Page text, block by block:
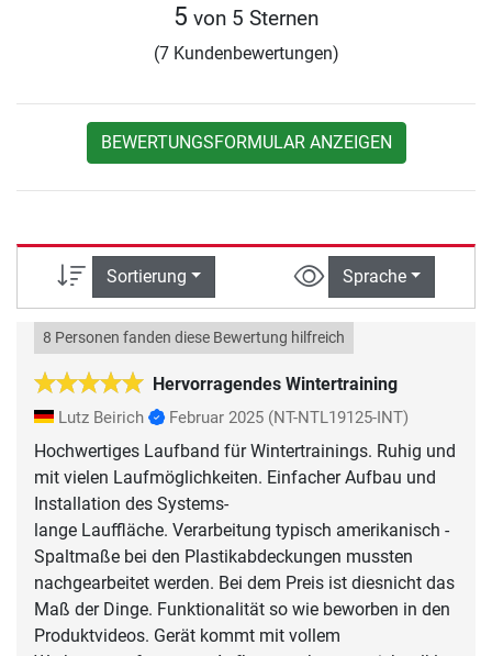
5 von 5 Sternen
(7 Kundenbewertungen)
BEWERTUNGSFORMULAR ANZEIGEN
Sortierung Sprache
Hervorragendes Wintertraining
8 Personen fanden diese Bewertung hilfreich
Lutz Beirich Februar 2025 (NT-NTL19125-INT)
Hochwertiges Laufband für Wintertrainings. Ruhig und
mit vielen Laufmöglichkeiten. Einfacher Aufbau und
Installation des Systems-
lange Lauffläche. Verarbeitung typisch amerikanisch -
Spaltmaße bei den Plastikabdeckungen mussten
nachgearbeitet werden. Bei dem Preis ist diesnicht das
Maß der Dinge. Funktionalität so wie beworben in den
Produktvideos. Gerät kommt mit vollem